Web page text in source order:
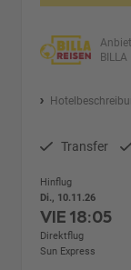
BILLA
Transfer
Hinflug
Di., 10.11.26
VIE18:05
Direktflug
Sun Express